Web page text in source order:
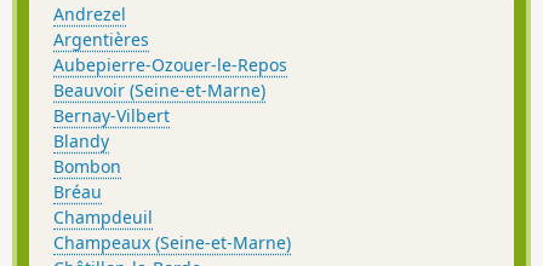
Andrezel
Argentières
Aubepierre-Ozouer-le-Repos
Beauvoir (Seine-et-Marne)
Bernay-Vilbert
Blandy
Bombon
Bréau
Champdeuil
Champeaux (Seine-et-Marne)